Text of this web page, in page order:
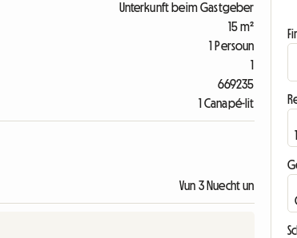
Unterkunft beim Gastgeber
15 m²
1 Persoun
1
669235
1 Canapé-lit
Vun 3 Nuecht un